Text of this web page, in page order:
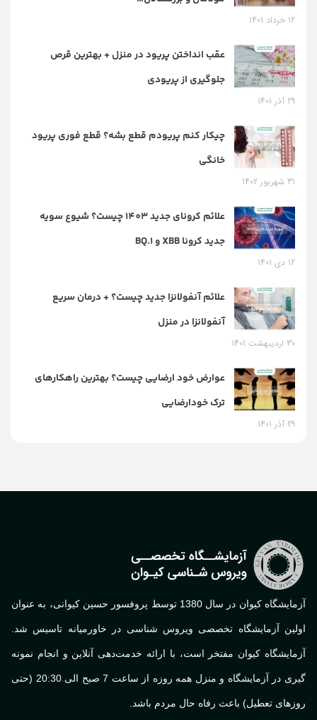
12 خرداد 1401
عقب انداختن پریود در منزل + بهترین قرص
جلوگیری از پریودی
29 آذر 1401
چیکار کنم پریودم قطع بشه؟ قطع فوری پریود
خانگی
31 شهریور 1402
علائم کرونای جدید 1403 چیست؟ شیوع سویه
جدید کرونا XBB و BQ.1
12 دی 1401
علائم آنفولانزا جدید چیست؟ + درمان سریع
آنفولانزا در منزل
30 اردیبهشت 1401
عوارض خود ارضایی چیست؟ بهترین راهکارهای
ترک خودارضایی
29 آذر 1401
آزمایشگاه کیوان در سال 1380 توسط پروفسور حسین کیوانی، به عنوان
اولین آزمایشگاه تخصصی ویروس شناسی در خاورمیانه تاسیس شد.
آزمایشگاه کیوان مفتخر است، با ارائه خدمت‌دهی آنلاین و انجام نمونه
گیری در آزمایشگاه و منزل همه روزه از ساعت 7 صبح الی 20:30 (حتی
روزهای تعطیل) باعث رفاه حال مردم باشد.